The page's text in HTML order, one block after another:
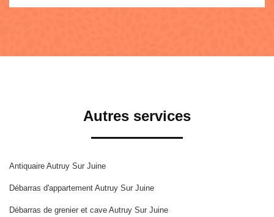
Autres services
Antiquaire Autruy Sur Juine
Débarras d'appartement Autruy Sur Juine
Débarras de grenier et cave Autruy Sur Juine